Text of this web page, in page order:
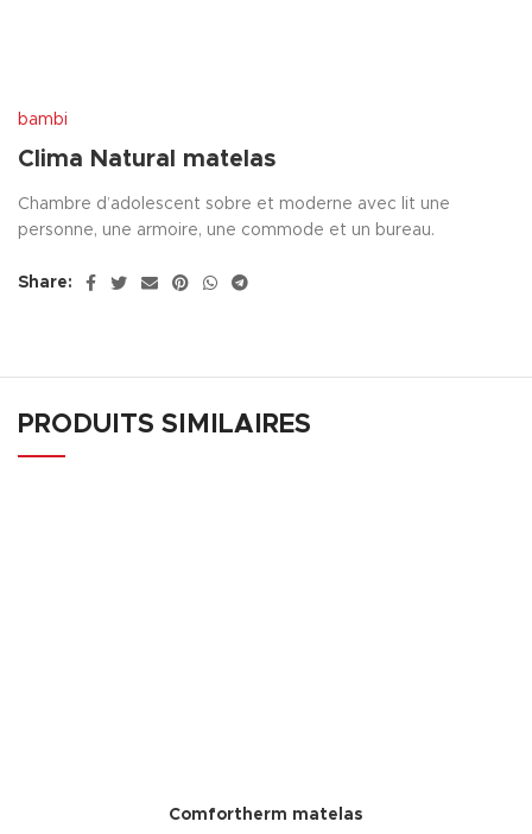
bambi
Clima Natural matelas
Chambre d’adolescent sobre et moderne avec lit une
personne, une armoire, une commode et un bureau.
Share:
PRODUITS SIMILAIRES
Comfortherm matelas